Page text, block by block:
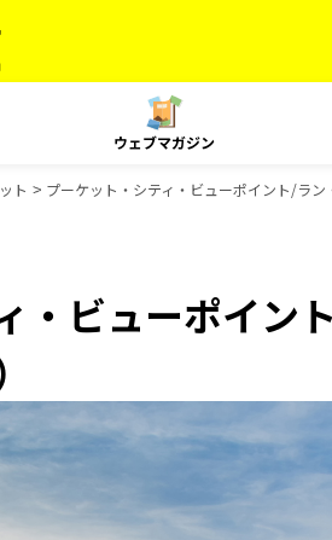
ウェブマガジン
ト プーケット・シティ・ビューポイント/ラン
・ビューポイン